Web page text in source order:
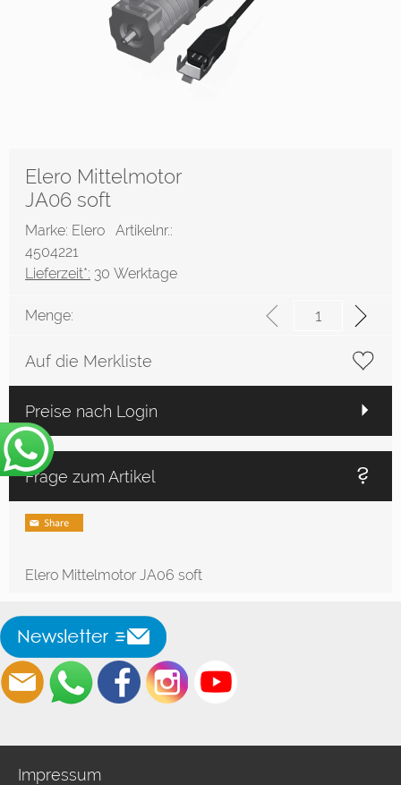
Elero Mittelmotor
JA06 soft
Marke: Elero Artikelnr.:
4504221
Lieferzeit*: 30 Werktage
Menge:
Auf die Merkliste
Preise nach Login
Frage zum Artikel
Elero Mittelmotor JA06 soft
Impressum